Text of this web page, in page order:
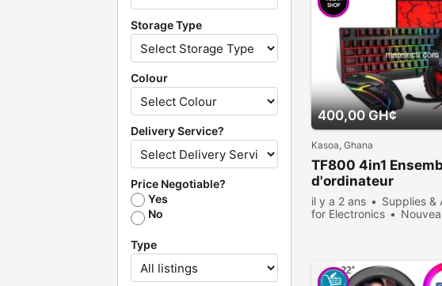
Storage Type
Colour
Delivery Service?
Price Negotiable?
Yes
No
Type
400,00 GH¢
Kasoa, Ghana
TF800 4in1
d'ordinateur
il y a 2 ans
Supplies &
for Electronics